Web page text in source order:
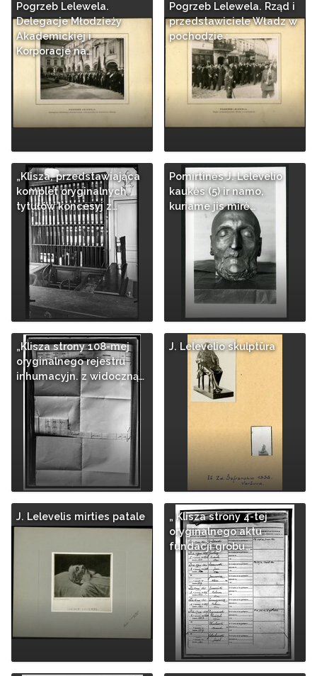
Pogrzeb Lelewela.
Delegacje Młodzieży
Akademickiej i
Korporacje na…
Pogrzeb Lelewela. Rząd i
przedstawiciele Władz w
pochodzie : …
„Klisza, przedstawiająca
komplet oryginalnych
tytułów koncesyj z…
Pomirtinės J. Lelevelio
kaukės (5) ir namo,
kuriame jis mirė…
„Klisza strony 108-mej
oryginalnego rejestru
inhumacyjn. z widoczną…
J. Lelevelio skulptūra
J. Lelevelis mirties patale
„ Klisza strony 4-tej
oryginalnego aktu
fundacji grobu…